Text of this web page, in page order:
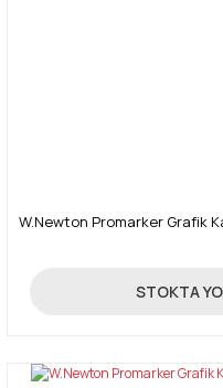
W.Newton Promarker Grafik
19,90 TL
STOKTA